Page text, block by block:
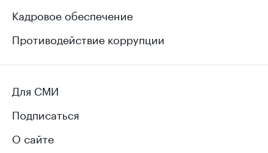
Кадровое обеспечение
Противодействие коррупции
Для СМИ
Подписаться
О сайте